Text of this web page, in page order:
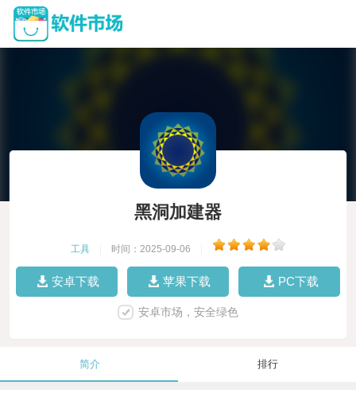
黑洞加建器
工具 时间：2025-09-06
安卓下载 苹果下载 PC下载
安卓市场，安全绿色
简介 排行